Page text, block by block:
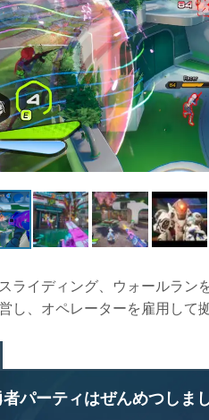
ライディング、ウォールラン
し、オペレーターを雇用して
者パーティはぜんめつしまし